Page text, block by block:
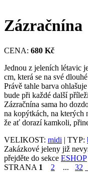
Zázračnína
CENA: 680 Kč
Jednou z jeleních létavic
cm, která se na své
Právě tahle barva
bude při každé další
Zázračnína sama ho
na kopýtkách, na kterých
že ať dorazí kamkoli,
VELIKOST: midi | TYP:
Zakázkové jeleny již
přejděte do sekce ESHOP
STRANA 1 2 ... 32